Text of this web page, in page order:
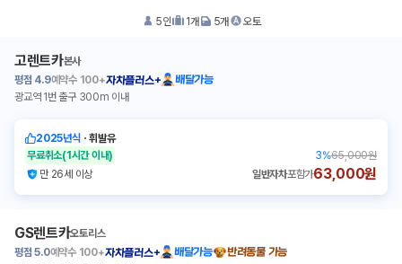
5인 1개 5개 오토
고렌트카본사
평점 4.9예약수 100+자차플러스+
배달가능
광교역 1번 출구 300m 이내
2025년식 ㆍ휘발유
무료취소(1시간 이내) 3%65,000원
만 26세 이상
일반자차포함가63,000원
GS렌트카오토리스
평점 5.0예약수 100+자차플러스+ 배달가능
반려동물 가능